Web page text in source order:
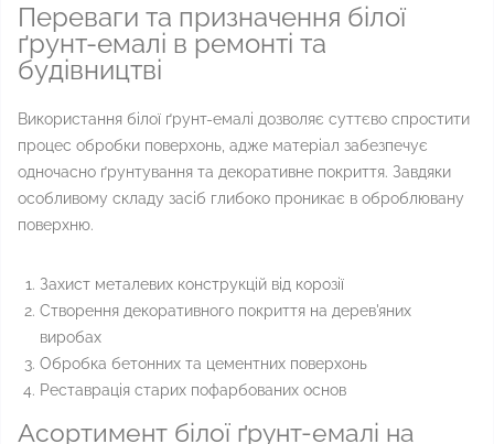
Переваги та призначення білої
ґрунт-емалі в ремонті та
будівництві
Використання білої ґрунт-емалі дозволяє суттєво спростити
процес обробки поверхонь, адже матеріал забезпечує
одночасно ґрунтування та декоративне покриття. Завдяки
особливому складу засіб глибоко проникає в оброблювану
поверхню.
Захист металевих конструкцій від корозії
Створення декоративного покриття на дерев'яних
виробах
Обробка бетонних та цементних поверхонь
Реставрація старих пофарбованих основ
Асортимент білої ґрунт-емалі на